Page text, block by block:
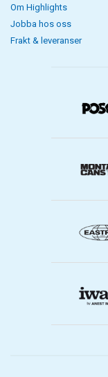
Om Highlights
Jobba hos oss
Frakt & leveranser